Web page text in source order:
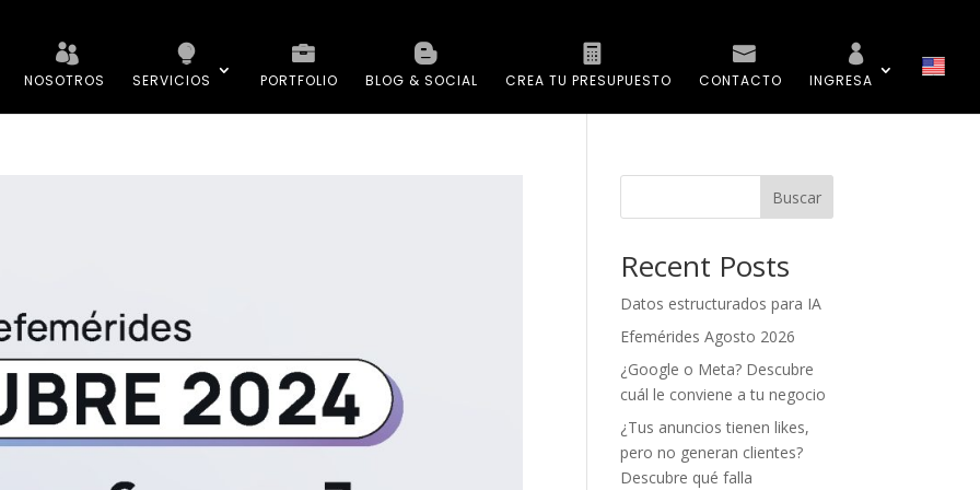
NOSOTROS SERVICIOS PORTFOLIO BLOG & SOCIAL CREA TU PRESUPUESTO CONTACTO INGRESA
Buscar
Recent Posts
Datos estructurados para IA
Efemérides Agosto 2026
¿Google o Meta? Descubre
cuál le conviene a tu negocio
¿Tus anuncios tienen likes,
pero no generan clientes?
Descubre qué falla